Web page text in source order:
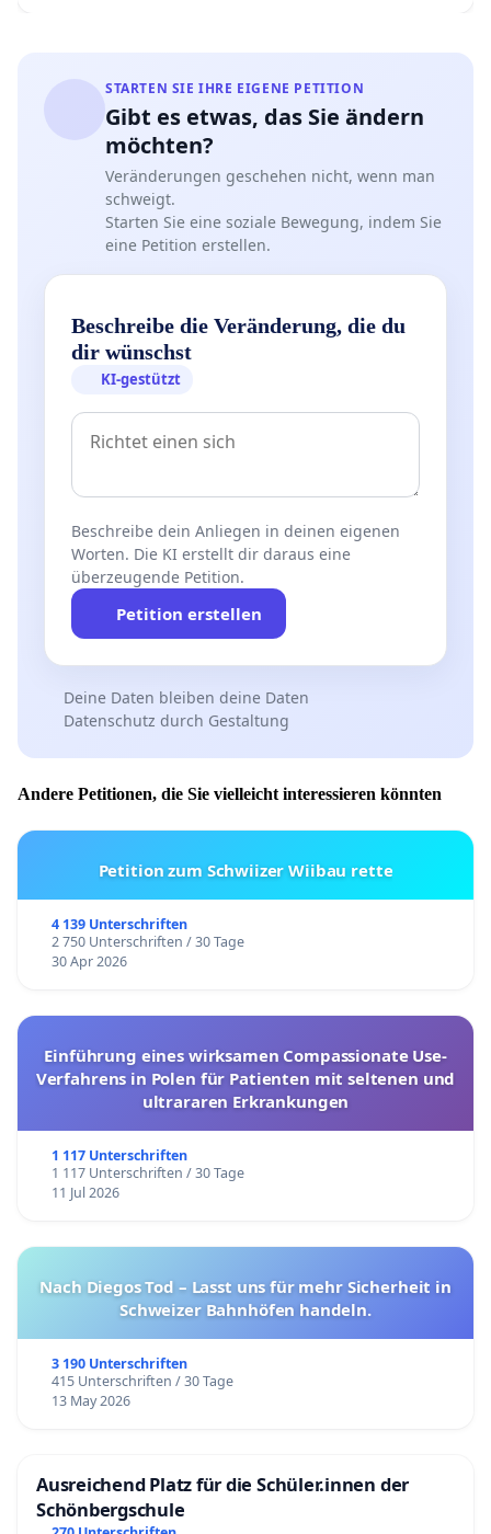
STARTEN SIE IHRE EIGENE PETITION
Gibt es etwas, das Sie ändern
möchten?
Veränderungen geschehen nicht, wenn man
schweigt.
Starten Sie eine soziale Bewegung, indem Sie
eine Petition erstellen.
Beschreibe die Veränderung, die du
dir wünschst
KI-gestützt
Beschreibe dein Anliegen in deinen eigenen
Worten. Die KI erstellt dir daraus eine
überzeugende Petition.
Petition erstellen
Deine Daten bleiben deine Daten
Datenschutz durch Gestaltung
Andere Petitionen, die Sie vielleicht interessieren könnten
Petition zum Schwiizer Wiibau rette
4 139 Unterschriften
2 750 Unterschriften / 30 Tage
30 Apr 2026
Einführung eines wirksamen Compassionate Use-
Verfahrens in Polen für Patienten mit seltenen und
ultrararen Erkrankungen
1 117 Unterschriften
1 117 Unterschriften / 30 Tage
11 Jul 2026
Nach Diegos Tod – Lasst uns für mehr Sicherheit in
Schweizer Bahnhöfen handeln.
3 190 Unterschriften
415 Unterschriften / 30 Tage
13 May 2026
Ausreichend Platz für die Schüler.innen der
Schönbergschule